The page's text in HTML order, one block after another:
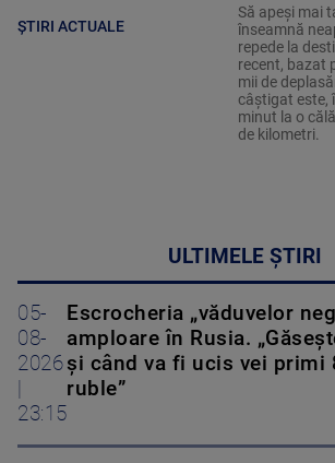
ȘTIRI ACTUALE
Să apeși mai
înseamnă
repede la
recent, bazat
mii de
câștigat este,
minut la o
de kilometri.
ULTIMELE ȘTIRI
05-
08-
2026
23:15
Escrocheria „văduvelor
amploare în Rusia.
și când va fi ucis vei primi
ruble”